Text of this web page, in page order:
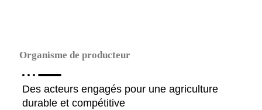
Organisme de producteur
Des acteurs engagés pour une agriculture
durable et compétitive